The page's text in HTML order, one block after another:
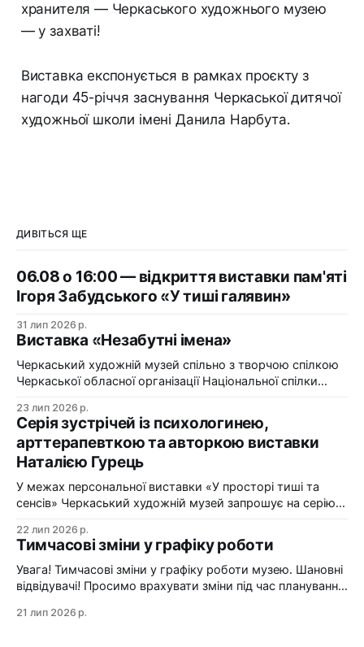
хранителя — Черкаського художнього музею
— у захваті!
Виставка експонується в рамках проєкту з
нагоди 45-річчя заснування Черкаської дитячої
художньої школи імені Данила Нарбута.
ДИВІТЬСЯ ЩЕ
06.08 о 16:00 — відкриття виставки пам'яті
Ігоря Забудського «У тиші галявин»
31 лип 2026 р.
Виставка «Незабутні імена»
Черкаський художній музей спільно з творчою спілкою
Черкаської обласної організації Національної спілки
імена». Виставка «Незабутні імена» — це мистецька
подорож у творчий спадок художників Черкащини, чий
життєвий шлях вже завершилися, але їх талант і
сьогодні продовжує промовляти до глядача мовою
образів, кольору та форми. До огляду
23 лип 2026 р.
Серія зустрічей із психологинею,
арттерапевткою та авторкою виставки
Наталією Гурець
У межах персональної виставки «У просторі тиші та
сенсів» Черкаський художній музей запрошує на серію
авторкою виставки Наталією Гурець. Протягом
виставки відбудеться цикл подій, у яких мистецтво стає
простором для діалогу, творчого досвіду та
самопізнання. Арттерапевтичні зустрічі з Наталією
22 лип 2026 р.
Тимчасові зміни у графіку роботи
Увага! Тимчасові зміни у графіку роботи музею. Шановні
відвідувачі! Просимо врахувати зміни під час планування
(п'ятниця) — санітарний день. Музей зачинено. 25–26
21 лип 2026 р.